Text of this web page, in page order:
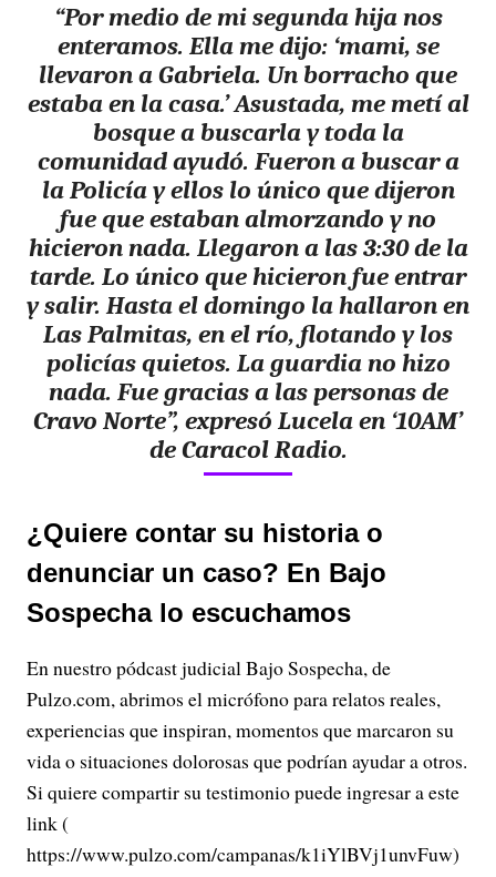
“Por medio de mi segunda hija nos
enteramos. Ella me dijo: ‘mami, se
llevaron a Gabriela. Un borracho que
estaba en la casa.’ Asustada, me metí al
bosque a buscarla y toda la
comunidad ayudó. Fueron a buscar a
la Policía y ellos lo único que dijeron
fue que estaban almorzando y no
hicieron nada. Llegaron a las 3:30 de la
tarde. Lo único que hicieron fue entrar
y salir. Hasta el domingo la hallaron en
Las Palmitas, en el río, flotando y los
policías quietos. La guardia no hizo
nada. Fue gracias a las personas de
Cravo Norte”, expresó Lucela en ‘10AM’
de Caracol Radio.
¿Quiere contar su historia o
denunciar un caso? En Bajo
Sospecha lo escuchamos
En nuestro pódcast judicial Bajo Sospecha, de
Pulzo.com, abrimos el micrófono para relatos reales,
experiencias que inspiran, momentos que marcaron su
vida o situaciones dolorosas que podrían ayudar a otros.
Si quiere compartir su testimonio puede ingresar a este
link (
https://www.pulzo.com/campanas/k1iYlBVj1unvFuw)